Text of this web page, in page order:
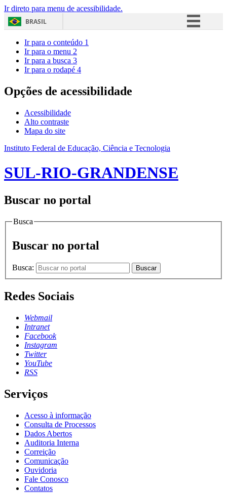
Ir direto para menu de acessibilidade.
BRASIL
Acesso à informação
Ir para o conteúdo 1
Ir para o menu 2
Ir para a busca 3
Ir para o rodapé 4
Opções de acessibilidade
Acessibilidade
Alto contraste
Mapa do site
Instituto Federal de Educação, Ciência e Tecnologia
SUL-RIO-GRANDENSE
Buscar no portal
Busca
Buscar no portal
Busca: Buscar
Redes Sociais
Webmail
Intranet
Facebook
Instagram
Twitter
YouTube
RSS
Serviços
Acesso à informação
Consulta de Processos
Dados Abertos
Auditoria Interna
Correição
Comunicação
Ouvidoria
Fale Conosco
Contatos